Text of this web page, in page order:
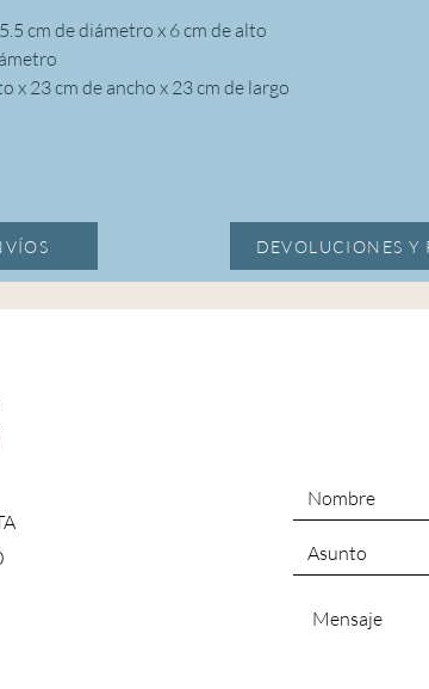
cm de diámetro x 6 cm de alto
x 23 cm de ancho x 23 cm de largo
DEVOLUCIONES Y